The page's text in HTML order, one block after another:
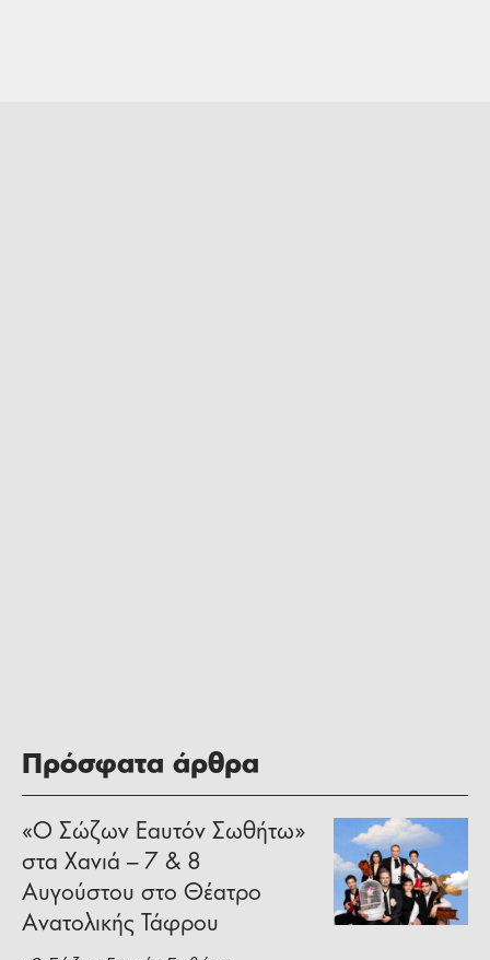
Πρόσφατα άρθρα
«Ο Σώζων Εαυτόν Σωθήτω»
στα Χανιά – 7 & 8
Αυγούστου στο Θέατρο
Ανατολικής Τάφρου